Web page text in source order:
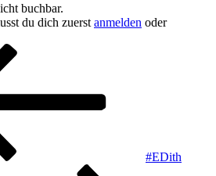
buchbar.
du dich zuerst anmelden oder
#EDith